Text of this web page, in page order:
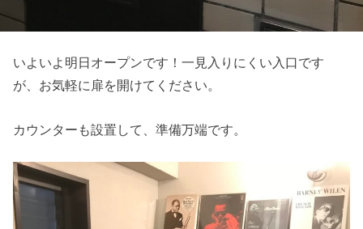
いよいよ明日オープンです！一見入りにくい入口です
が、お気軽に扉を開けてください。
カウンターも設置して、準備万端です。